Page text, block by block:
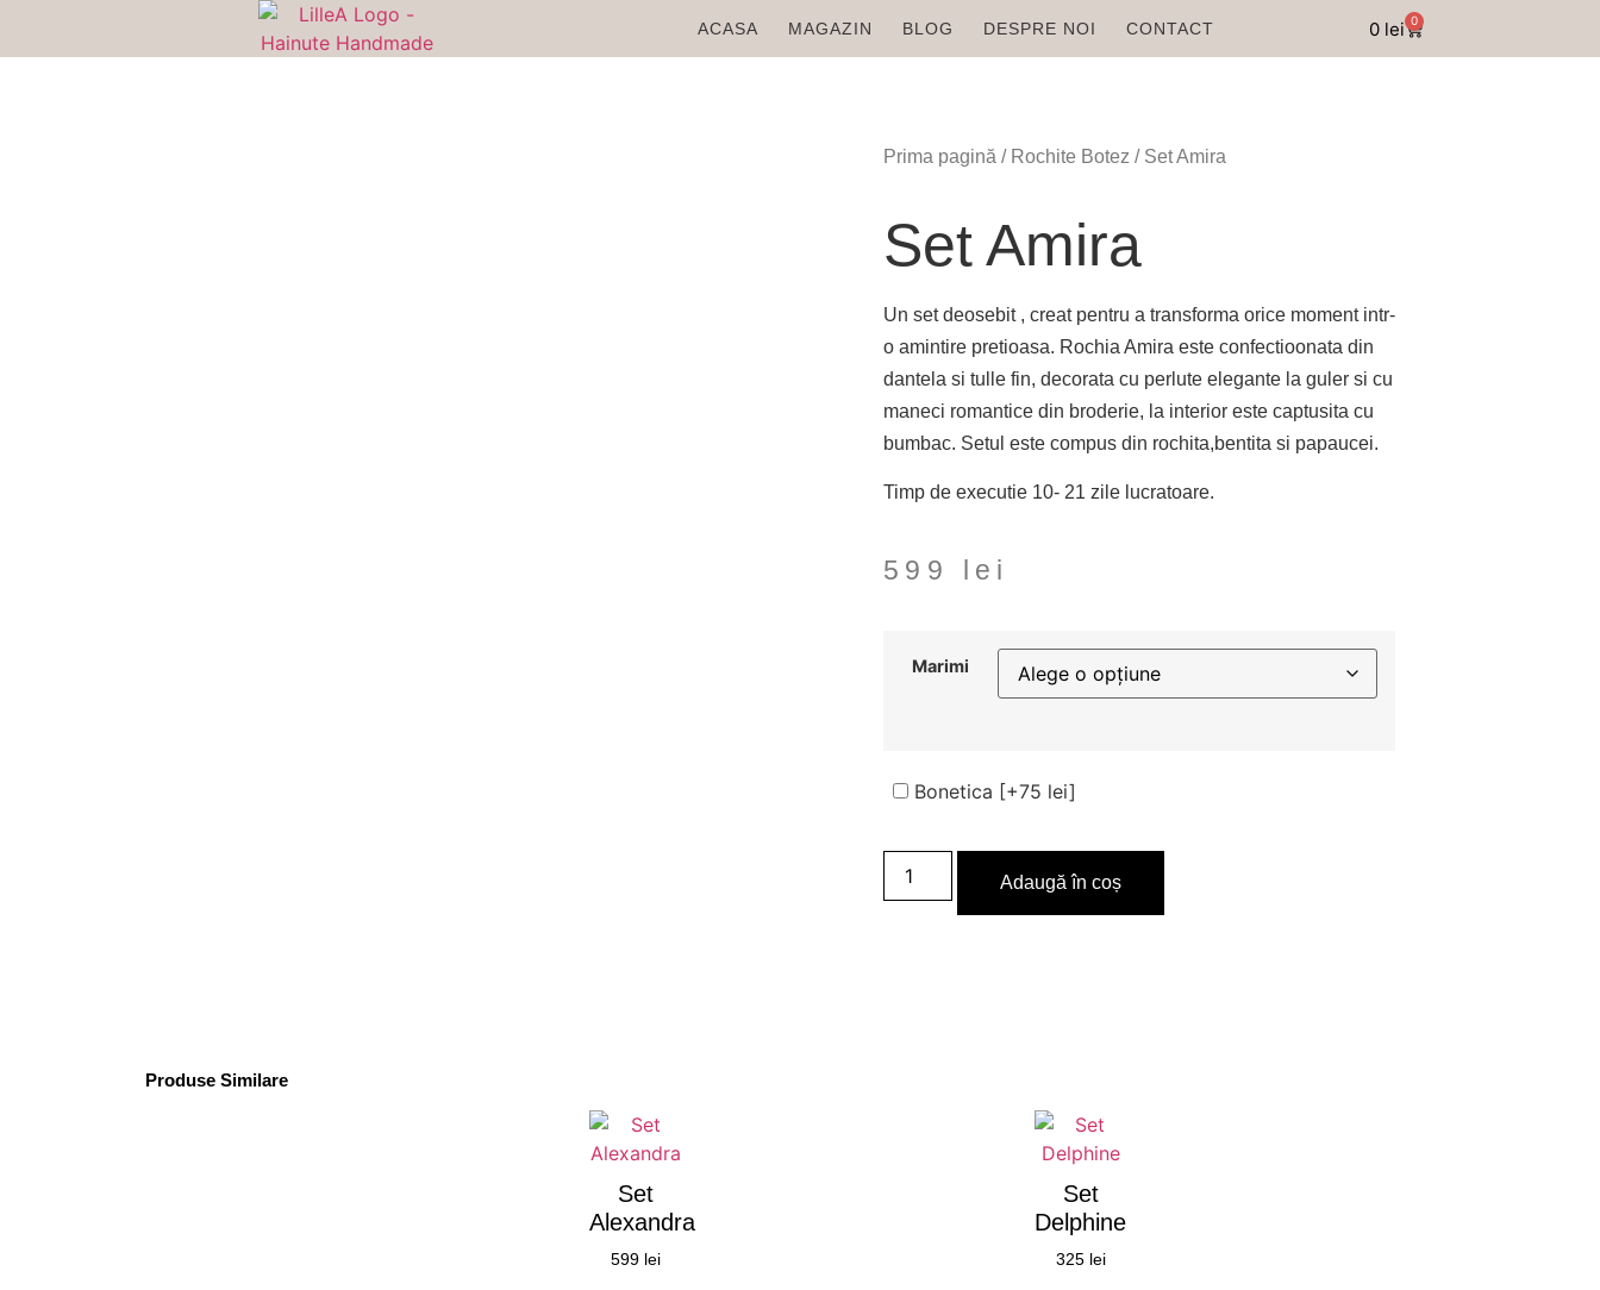
ACASA MAGAZIN BLOG DESPRE NOI CONTACT 0 lei 0
Prima pagină / Rochite Botez / Set Amira
Set Amira
Un set deosebit , creat pentru a transforma orice moment intr-
o amintire pretioasa. Rochia Amira este confectioonata din
dantela si tulle fin, decorata cu perlute elegante la guler si cu
maneci romantice din broderie, la interior este captusita cu
bumbac. Setul este compus din rochita,bentita si papaucei.
Timp de executie 10- 21 zile lucratoare.
599 lei
Marimi
Bonetica [+75 lei]
Adaugă în coș
Produse Similare
Set
Alexandra
599 lei
Set
Delphine
325 lei